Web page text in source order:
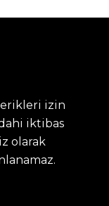
izin
iktibas
olarak